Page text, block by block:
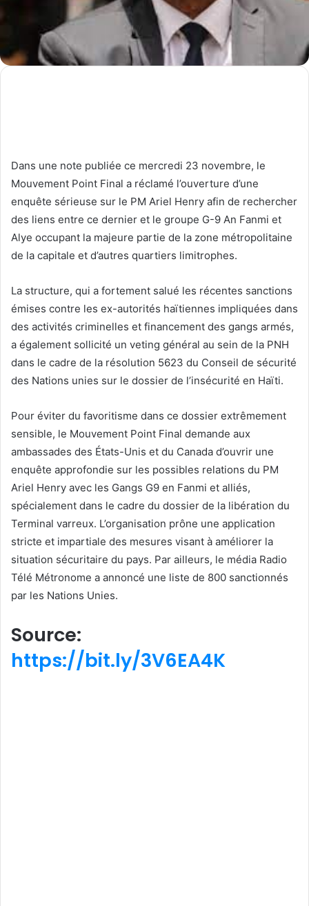
Dans une note publiée ce mercredi 23 novembre, le
Mouvement Point Final a réclamé l’ouverture d’une
enquête sérieuse sur le PM Ariel Henry afin de rechercher
des liens entre ce dernier et le groupe G-9 An Fanmi et
Alye occupant la majeure partie de la zone métropolitaine
de la capitale et d’autres quartiers limitrophes.
La structure, qui a fortement salué les récentes sanctions
émises contre les ex-autorités haïtiennes impliquées dans
des activités criminelles et financement des gangs armés,
a également sollicité un veting général au sein de la PNH
dans le cadre de la résolution 5623 du Conseil de sécurité
des Nations unies sur le dossier de l’insécurité en Haïti.
Pour éviter du favoritisme dans ce dossier extrêmement
sensible, le Mouvement Point Final demande aux
ambassades des États-Unis et du Canada d’ouvrir une
enquête approfondie sur les possibles relations du PM
Ariel Henry avec les Gangs G9 en Fanmi et alliés,
spécialement dans le cadre du dossier de la libération du
Terminal varreux. L’organisation prône une application
stricte et impartiale des mesures visant à améliorer la
situation sécuritaire du pays. Par ailleurs, le média Radio
Télé Métronome a annoncé une liste de 800 sanctionnés
par les Nations Unies.
Source:
https://bit.ly/3V6EA4K